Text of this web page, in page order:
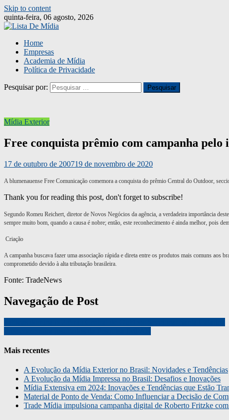
Skip to content
quinta-feira, 06 agosto, 2026
Home
Empresas
Academia de Mídia
Política de Privacidade
Pesquisar por:
Mídia Exterior
Free conquista prêmio com campanha pelo
17 de outubro de 200719 de novembro de 2020
A blumenauense Free Comunicação comemora a conquista do prêmio Central do Outdoor,
Thank you for reading this post, don't forget to subscribe!
Segundo Romeu Reichert, diretor de Novos Negócios da agência, a verdadeira importância
sempre muito bom, quando a causa é nobre; então, este reconhecimento é ainda melhor, pois
Criação
A campanha buscava fazer uma associação rápida e direta entre os produtos mais comuns
comprometido devido à alta tributação brasileira.
Fonte: TradeNews
Navegação de Post
Mais recentes
A Evolução da Mídia Exterior no Brasil: Novidades e Tendências
A Evolução da Mídia Impressa no Brasil: Desafios e Inovações
Mídia Extensiva em 2024: Inovações e Tendências que Estão
Material de Ponto de Venda: Como Influenciar a Decisão de
Trade Mídia impulsiona campanha digital de Roberto Fritzke